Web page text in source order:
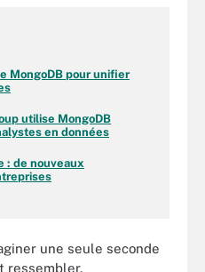
MongoDB pour unifier
utilise MongoDB
en données
: de nouveaux
une seule seconde
ressembler.